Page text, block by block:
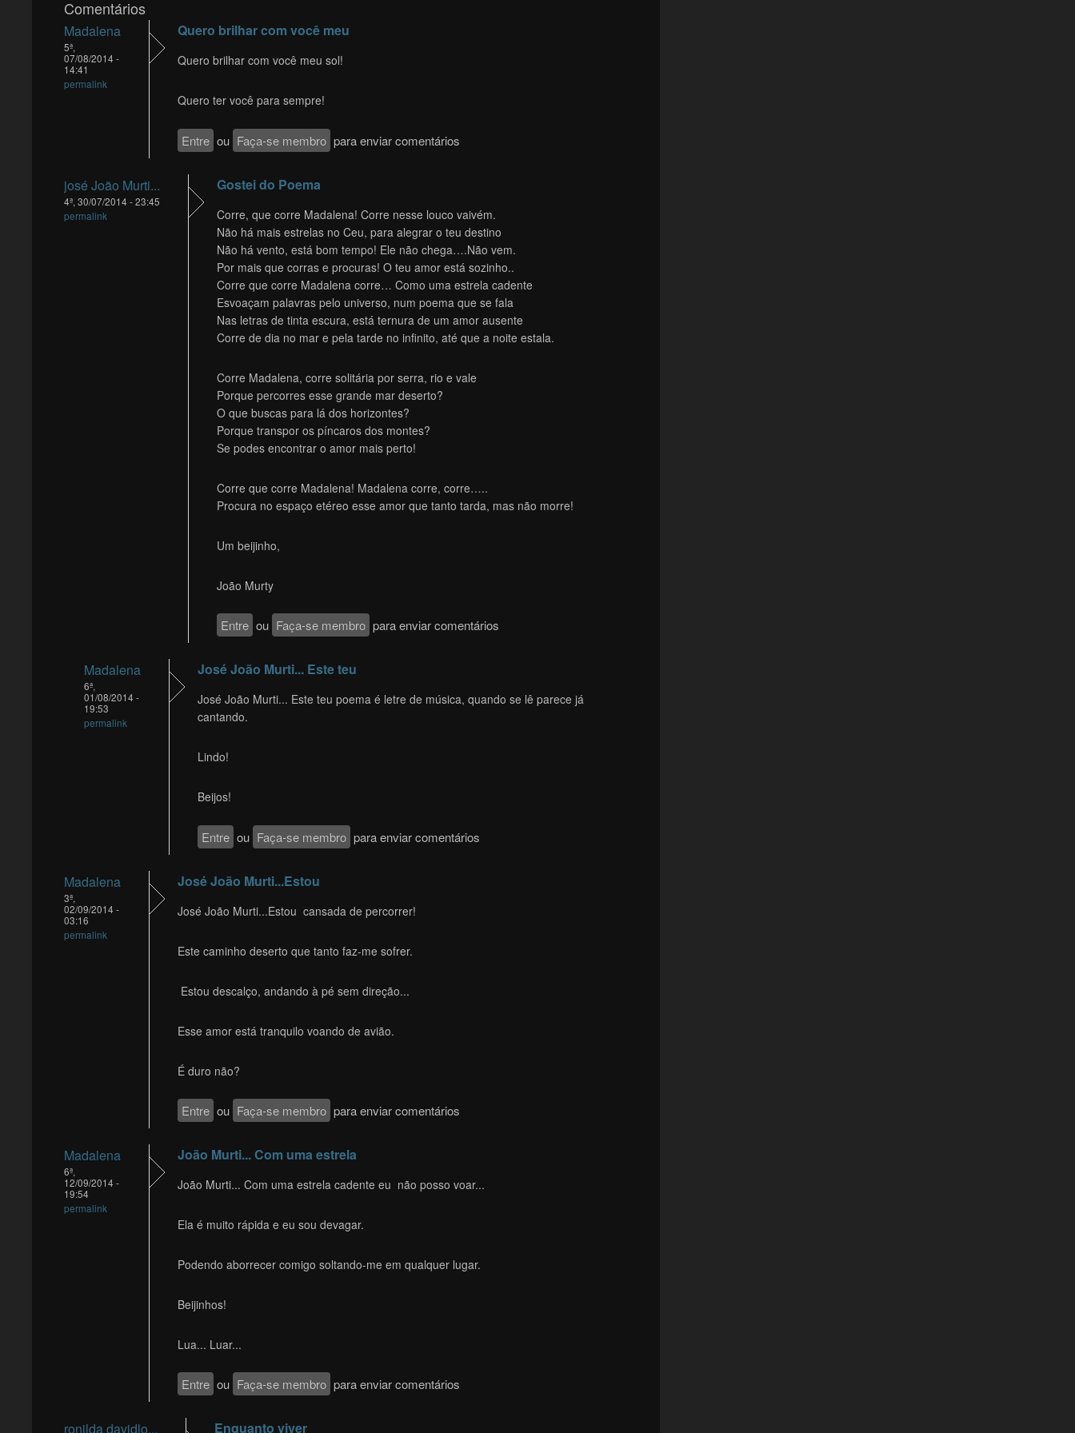
Comentários
Madalena
5ª,
07/08/2014 -
14:41
permalink
Quero brilhar com você meu
Quero brilhar com você meu sol!
Quero ter você para sempre!
Entre ou Faça-se membro para enviar comentários
josé João Murti...
4ª, 30/07/2014 - 23:45
permalink
Gostei do Poema
Corre, que corre Madalena! Corre nesse louco vaivém.
Não há mais estrelas no Ceu, para alegrar o teu destino
Não há vento, está bom tempo! Ele não chega….Não vem.
Por mais que corras e procuras! O teu amor está sozinho..
Corre que corre Madalena corre… Como uma estrela cadente
Esvoaçam palavras pelo universo, num poema que se fala
Nas letras de tinta escura, está ternura de um amor ausente
Corre de dia no mar e pela tarde no infinito, até que a noite estala.
Corre Madalena, corre solitária por serra, rio e vale
Porque percorres esse grande mar deserto?
O que buscas para lá dos horizontes?
Porque transpor os píncaros dos montes?
Se podes encontrar o amor mais perto!
Corre que corre Madalena! Madalena corre, corre…..
Procura no espaço etéreo esse amor que tanto tarda, mas não morre!
Um beijinho,
João Murty
Entre ou Faça-se membro para enviar comentários
Madalena
6ª,
01/08/2014 -
19:53
permalink
José João Murti... Este teu
José João Murti... Este teu poema é letre de música, quando se lê parece já
cantando.
Lindo!
Beijos!
Entre ou Faça-se membro para enviar comentários
Madalena
3ª,
02/09/2014 -
03:16
permalink
José João Murti...Estou
José João Murti...Estou cansada de percorrer!
Este caminho deserto que tanto faz-me sofrer.
Estou descalço, andando à pé sem direção...
Esse amor está tranquilo voando de avião.
É duro não?
Entre ou Faça-se membro para enviar comentários
Madalena
6ª,
12/09/2014 -
19:54
permalink
João Murti... Com uma estrela
João Murti... Com uma estrela cadente eu não posso voar...
Ela é muito rápida e eu sou devagar.
Podendo aborrecer comigo soltando-me em qualquer lugar.
Beijinhos!
Lua... Luar...
Entre ou Faça-se membro para enviar comentários
ronilda davidlo... Enquanto viver